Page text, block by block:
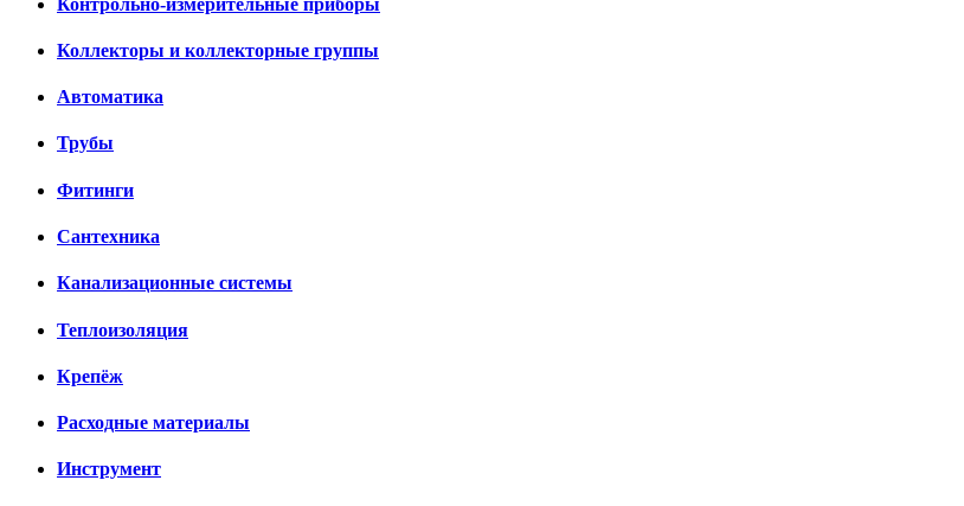
Коллекторы и коллекторные группы
Автоматика
Трубы
Фитинги
Сантехника
Канализационные системы
Теплоизоляция
Крепёж
Расходные материалы
Инструмент